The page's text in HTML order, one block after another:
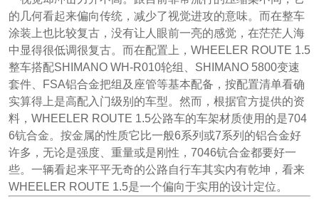
的几何看起来偏向传统，减少了视觉进攻的意味。而在整车
涂装上也比较复古，没有让人眼前一亮的感觉，在茫茫人海
中显得很低调很复古。而在配置上，WHEELER ROUTE 1.5
整车搭配SHIMANO WH-R010轮组、SHIMANO 5800变速
套件、FSA铝合金把组及座管等基本配备，按配置清单看确
实算得上是高配入门级别的车型。然而，根据官方提供的资
料，WHEELER ROUTE 1.5公路车的车架材质使用的是704
6钪合金。按金属的性质它比一般6系列或7系列的铝合金好
许多，无论是强度、重量或是刚性，7046钪合金都要好一
些。一辆看起来平平无奇的公路自行车其实内有乾坤，看来
WHEELER ROUTE 1.5是一个偏向于实用的设计定位。